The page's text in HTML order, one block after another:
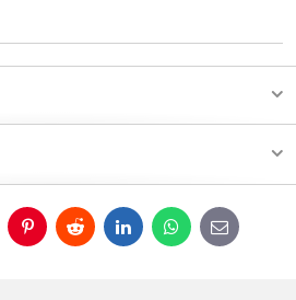
PinterestReddit LinkedInWhatsApp
E-
mail